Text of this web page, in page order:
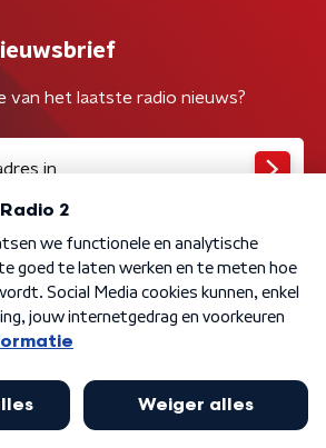
van het laatste radio nieuws?